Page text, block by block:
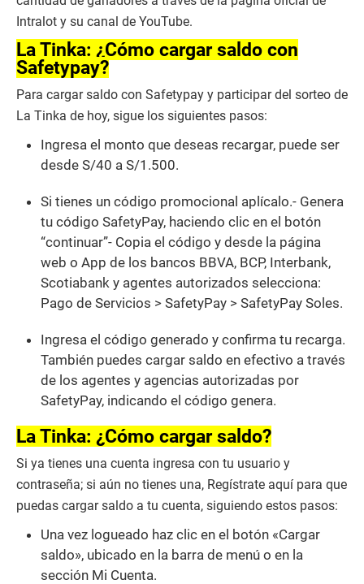
Intralot y su canal de YouTube.
La Tinka: ¿Cómo cargar saldo con
Safetypay?
Para cargar saldo con Safetypay y participar del sorteo de
La Tinka de hoy, sigue los siguientes pasos:
Ingresa el monto que deseas recargar, puede ser
desde S/40 a S/1.500.
Si tienes un código promocional aplícalo.- Genera
tu código SafetyPay, haciendo clic en el botón
“continuar”- Copia el código y desde la página
web o App de los bancos BBVA, BCP, Interbank,
Scotiabank y agentes autorizados selecciona:
Pago de Servicios > SafetyPay > SafetyPay Soles.
Ingresa el código generado y confirma tu recarga.
También puedes cargar saldo en efectivo a través
de los agentes y agencias autorizadas por
SafetyPay, indicando el código genera.
La Tinka: ¿Cómo cargar saldo?
Si ya tienes una cuenta ingresa con tu usuario y
contraseña; si aún no tienes una, Regístrate aquí para que
puedas cargar saldo a tu cuenta, siguiendo estos pasos:
Una vez logueado haz clic en el botón «Cargar
saldo», ubicado en la barra de menú o en la
sección Mi Cuenta.